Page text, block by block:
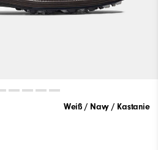
Weiß / Navy / Kastanie